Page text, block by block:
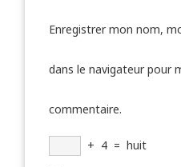
Enregistrer mon nom,
dans le navigateur pour
commentaire.
+ 4 = huit